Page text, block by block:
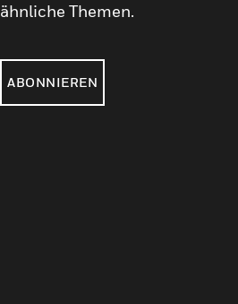
ähnliche Themen.
ABONNIEREN